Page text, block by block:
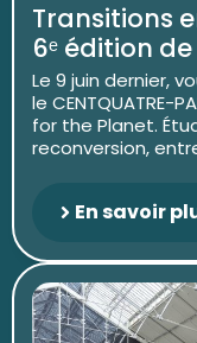
Transitions
6ᵉ édition
Le 9 juin dernier,
le CENTQUATRE-
for the Planet.
reconversion,
En savoir